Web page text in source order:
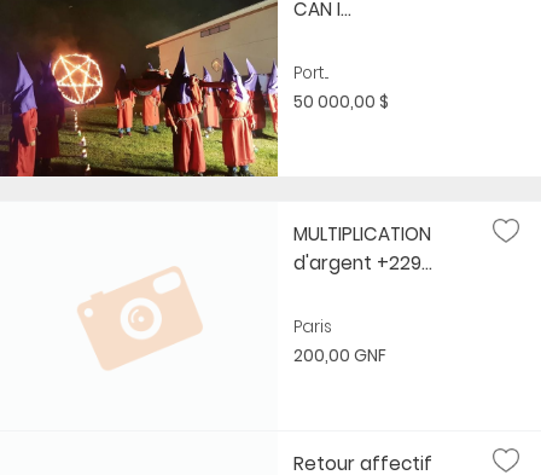
CAN I...
Port...
50 000,00 $
MULTIPLICATION
d'argent +229...
Paris
200,00 GNF
Retour affectif